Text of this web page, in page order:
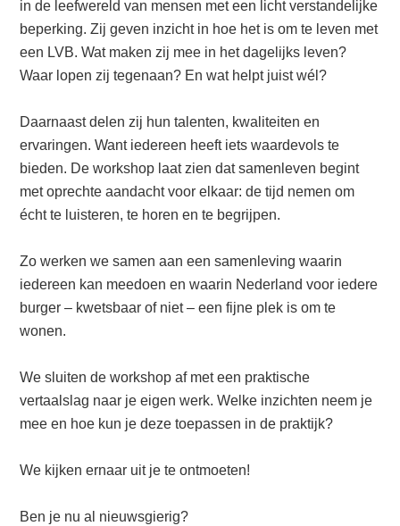
in de leefwereld van mensen met een licht verstandelijke
beperking. Zij geven inzicht in hoe het is om te leven met
een LVB. Wat maken zij mee in het dagelijks leven?
Waar lopen zij tegenaan? En wat helpt juist wél?
Daarnaast delen zij hun talenten, kwaliteiten en
ervaringen. Want iedereen heeft iets waardevols te
bieden. De workshop laat zien dat samenleven begint
met oprechte aandacht voor elkaar: de tijd nemen om
écht te luisteren, te horen en te begrijpen.
Zo werken we samen aan een samenleving waarin
iedereen kan meedoen en waarin Nederland voor iedere
burger – kwetsbaar of niet – een fijne plek is om te
wonen.
We sluiten de workshop af met een praktische
vertaalslag naar je eigen werk. Welke inzichten neem je
mee en hoe kun je deze toepassen in de praktijk?
We kijken ernaar uit je te ontmoeten!
Ben je nu al nieuwsgierig?